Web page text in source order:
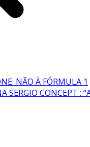
NÃO À FÓRMULA 1
SERGIO CONCEPT :